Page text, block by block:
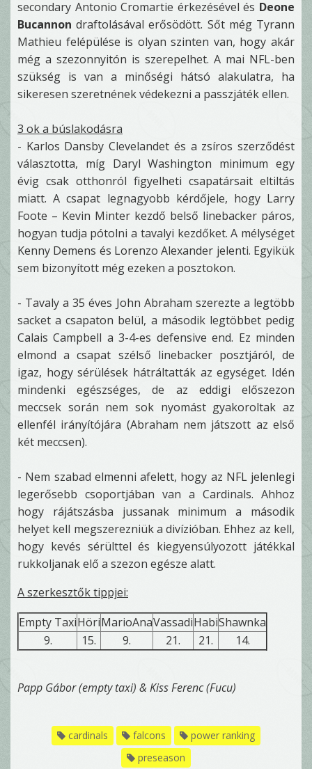
secondary Antonio Cromartie érkezésével és Deone
Bucannon draftolásával erősödött. Sőt még Tyrann
Mathieu felépülése is olyan szinten van, hogy akár
még a szezonnyitón is szerepelhet. A mai NFL-ben
szükség is van a minőségi hátsó alakulatra, ha
sikeresen szeretnének védekezni a passzjáték ellen.
3 ok a búslakodásra
- Karlos Dansby Clevelandet és a zsíros szerződést
választotta, míg Daryl Washington minimum egy
évig csak otthonról figyelheti csapatársait eltiltás
miatt. A csapat legnagyobb kérdőjele, hogy Larry
Foote – Kevin Minter kezdő belső linebacker páros,
hogyan tudja pótolni a tavalyi kezdőket. A mélységet
Kenny Demens és Lorenzo Alexander jelenti. Egyikük
sem bizonyított még ezeken a posztokon.
- Tavaly a 35 éves John Abraham szerezte a legtöbb
sacket a csapaton belül, a második legtöbbet pedig
Calais Campbell a 3-4-es defensive end. Ez minden
elmond a csapat szélső linebacker posztjáról, de
igaz, hogy sérülések hátráltatták az egységet. Idén
mindenki egészséges, de az eddigi előszezon
meccsek során nem sok nyomást gyakoroltak az
ellenfél irányítójára (Abraham nem játszott az első
két meccsen).
- Nem szabad elmenni afelett, hogy az NFL jelenlegi
legerősebb csoportjában van a Cardinals. Ahhoz
hogy rájátszásba jussanak minimum a második
helyet kell megszerezniük a divízióban. Ehhez az kell,
hogy kevés sérülttel és kiegyensúlyozott játékkal
rukkoljanak elő a szezon egésze alatt.
A szerkesztők tippjei:
Empty TaxiHöriMarioAnaVassadiHabiShawnka
9.
15. 9. 21. 21. 14.
Papp Gábor (empty taxi) & Kiss Ferenc (Fucu)
cardinals falcons
power ranking
preseason